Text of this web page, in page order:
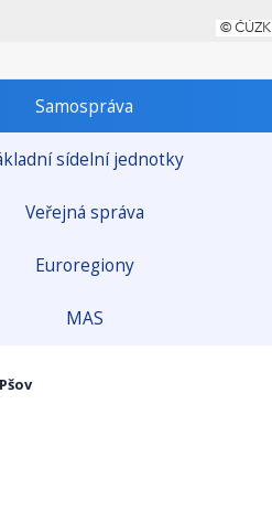
Samospráva
sídelní jednotky
Veřejná správa
Euroregiony
MAS